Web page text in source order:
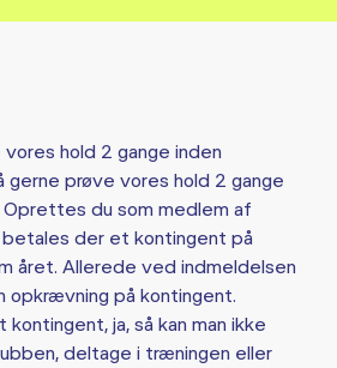
hold 2 gange inden
gerne prøve vores hold 2 gange
Oprettes du som medlem af
betales der et kontingent på
året. Allerede ved indmeldelsen
opkrævning på kontingent.
ja, så kan man ikke
deltage i træningen eller